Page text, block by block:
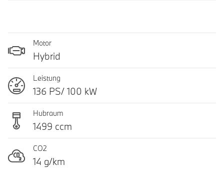
Motor
Hybrid
Leistung
136 PS/ 100 kW
Hubraum
1499 ccm
CO2
14 g/km